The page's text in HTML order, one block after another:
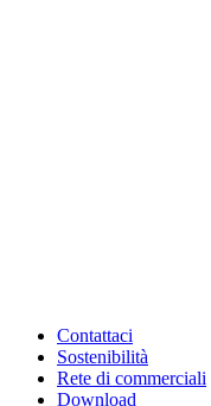
Contattaci
Sostenibilità
Rete di commerciali
Download